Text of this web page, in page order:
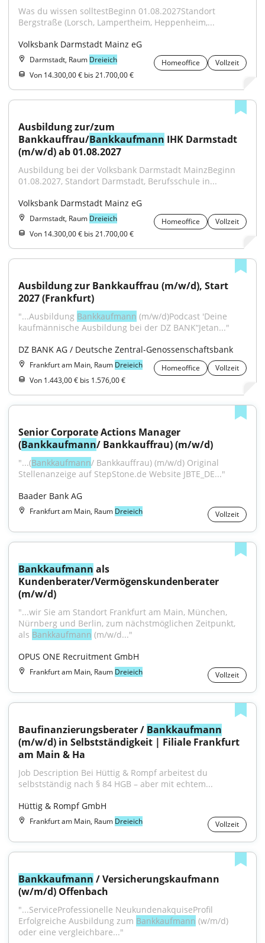
Was du wissen solltestBeginn 01.08.2027Standort
Bergstraße (Lorsch, Lampertheim, Heppenheim,...
Volksbank Darmstadt Mainz eG
Darmstadt, Raum Dreieich Homeoffice
Vollzeit
Von 14.300,00 € bis 21.700,00 €
Ausbildung zur/zum
Bankkauffrau/Bankkaufmann IHK Darmstadt
(m/w/d) ab 01.08.2027
Ausbildung bei der Volksbank Darmstadt MainzBeginn
01.08.2027, Standort Darmstadt, Berufsschule in...
Volksbank Darmstadt Mainz eG
Darmstadt, Raum Dreieich Homeoffice
Vollzeit
Von 14.300,00 € bis 21.700,00 €
Ausbildung zur Bankkauffrau (m/w/d), Start
2027 (Frankfurt)
"...Ausbildung Bankkaufmann (m/w/d)Podcast 'Deine
kaufmännische Ausbildung bei der DZ BANK“Jetan..."
DZ BANK AG / Deutsche Zentral-Genossenschaftsbank
Frankfurt am Main, Raum Dreieich Homeoffice
Vollzeit
Von 1.443,00 € bis 1.576,00 €
Senior Corporate Actions Manager
(Bankkaufmann/ Bankkauffrau) (m/w/d)
"...(Bankkaufmann/ Bankkauffrau) (m/w/d) Original
Stellenanzeige auf StepStone.de Website JBTE_DE..."
Baader Bank AG
Frankfurt am Main, Raum Dreieich Vollzeit
Bankkaufmann als
Kundenberater/Vermögenskundenberater
(m/w/d)
"...wir Sie am Standort Frankfurt am Main, München,
Nürnberg und Berlin, zum nächstmöglichen Zeitpunkt,
als Bankkaufmann (m/w/d..."
OPUS ONE Recruitment GmbH
Frankfurt am Main, Raum Dreieich Vollzeit
Baufinanzierungsberater / Bankkaufmann
(m/w/d) in Selbstständigkeit | Filiale Frankfurt
am Main & Ha
Job Description Bei Hüttig & Rompf arbeitest du
selbstständig nach § 84 HGB – aber mit echtem...
Hüttig & Rompf GmbH
Frankfurt am Main, Raum Dreieich Vollzeit
Bankkaufmann / Versicherungskaufmann
(w/m/d) Offenbach
"...ServiceProfessionelle NeukundenakquiseProfil
Erfolgreiche Ausbildung zum Bankkaufmann (w/m/d)
oder eine vergleichbare..."